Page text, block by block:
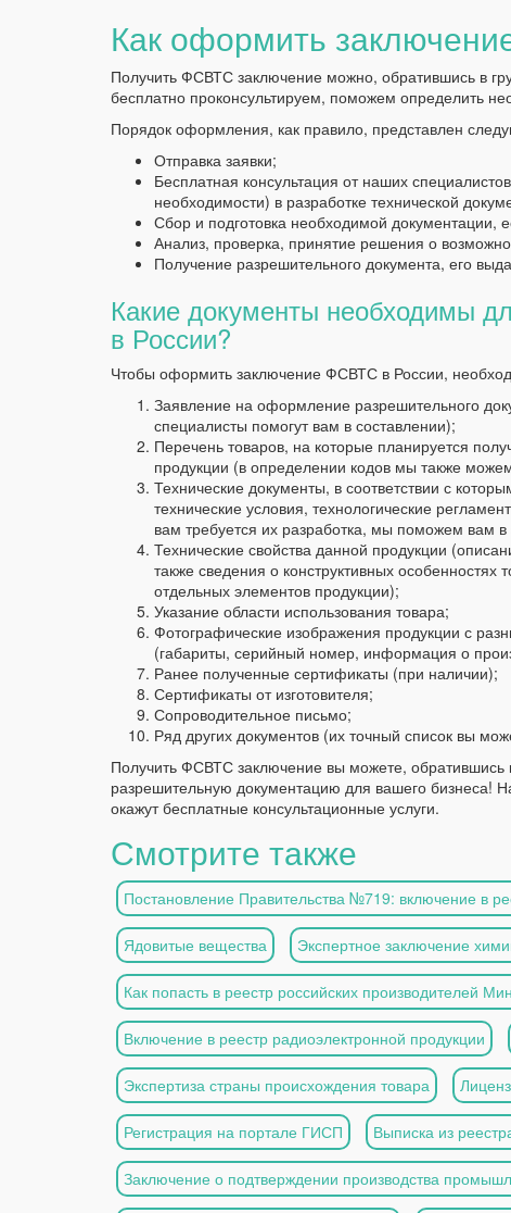
Как оформить
Получить ФСВТС заключение можно, обратившись в
бесплатно проконсультируем, поможем определить
Порядок оформления, как правило, представлен
Отправка заявки;
Бесплатная консультация от наших
необходимости) в разработке технической
Сбор и подготовка необходимой документации,
Анализ, проверка, принятие решения о
Получение разрешительного документа, его
Какие документы необходимы
в России?
Чтобы оформить заключение ФСВТС в России,
Заявление на оформление разрешительного
специалисты помогут вам в составлении);
Перечень товаров, на которые планируется
продукции (в определении кодов мы также
Технические документы, в соответствии с
технические условия, технологические
вам требуется их разработка, мы поможем вам в
Технические свойства данной продукции
также сведения о конструктивных
отдельных элементов продукции);
Указание области использования товара;
Фотографические изображения продукции с
(габариты, серийный номер, информация о
Ранее полученные сертификаты (при наличии);
Сертификаты от изготовителя;
Сопроводительное письмо;
Ряд других документов (их точный список вы
Получить ФСВТС заключение вы можете,
разрешительную документацию для вашего бизнеса!
окажут бесплатные консультационные услуги.
Смотрите также
Постановление Правительства №719: включение в
Ядовитые вещества Экспертное заключение
Как попасть в реестр российских производителей
Включение в реестр радиоэлектронной продукции
Экспертиза страны происхождения товара
Регистрация на портале ГИСП Выписка из
Заключение о подтверждении производства